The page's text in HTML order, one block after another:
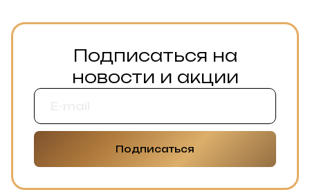
Подписаться на
новости и акции
Подписаться